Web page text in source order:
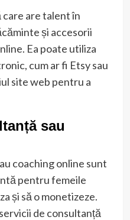
care are talent în
și accesorii
Ea poate utiliza
cum ar fi Etsy sau
site web pentru a
sau
coaching online sunt
pentru femeile
și să o monetizeze.
de consultanță